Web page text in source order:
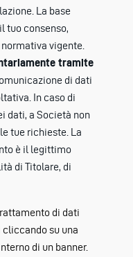
La base
tuo consenso,
vigente.
tramite
di dati
In caso di
dati, a Società non
tue richieste. La
è il legittimo
di Titolare, di
di dati
su una
di un banner.